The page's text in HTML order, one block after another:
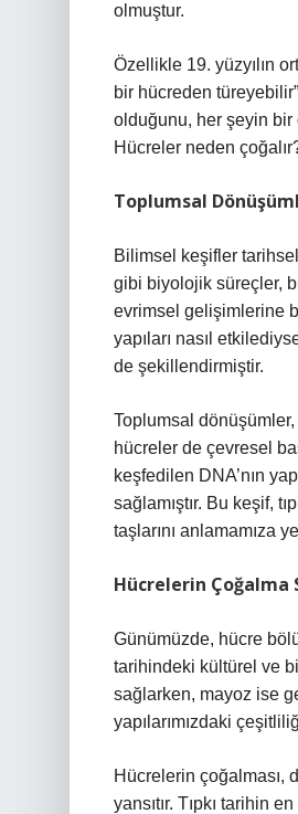
olmuştur.
Özellikle 19. yüzyılın
bir hücreden
olduğunu, her şeyin bir
Hücreler neden
Toplumsal
Bilimsel keşifler
gibi biyolojik süreçler,
evrimsel gelişimlerine
yapıları nasıl
de şekillendirmiştir.
Toplumsal
hücreler de çevresel
keşfedilen DNA’nın
sağlamıştır. Bu keşif,
taşlarını anlamamıza
Hücrelerin Çoğalma
Günümüzde, hücre
tarihindeki kültürel ve
sağlarken, mayoz ise
yapılarımızdaki
Hücrelerin çoğalması,
yansıtır. Tıpkı tarihin